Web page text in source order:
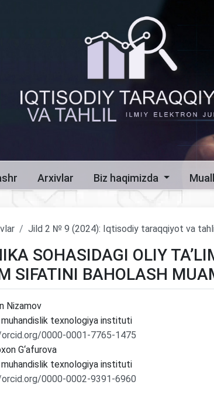
Arxivlar Biz haqimizda
Jild 2 № 9 (2024): Iqtisodiy taraqqiyot va
SOHASIDAGI OLIY
SIFATINI BAHOLASH
Nizamov
muhandislik texnologiya instituti
0000-0001-7765-1475
G‘afurova
muhandislik texnologiya instituti
0000-0002-9391-6960